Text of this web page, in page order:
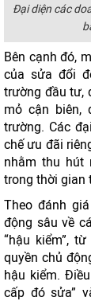
Đại diện các
Bên cạnh đó,
của sửa đổi
trường đầu tư,
mỏ cận biên,
trường. Các
chế ưu đãi
nhằm thu hút
trong thời gian
Theo đánh
động sâu về
“hậu kiểm”,
quyền chủ
hậu kiểm.
cấp đó sửa”